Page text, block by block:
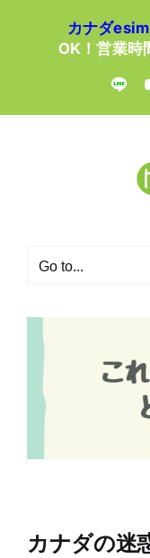
カナダ
OK！営業時
LINE
Go to...
カナダの迷